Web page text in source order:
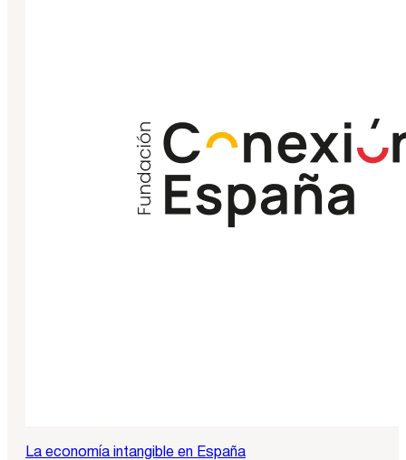
La economía intangible en España